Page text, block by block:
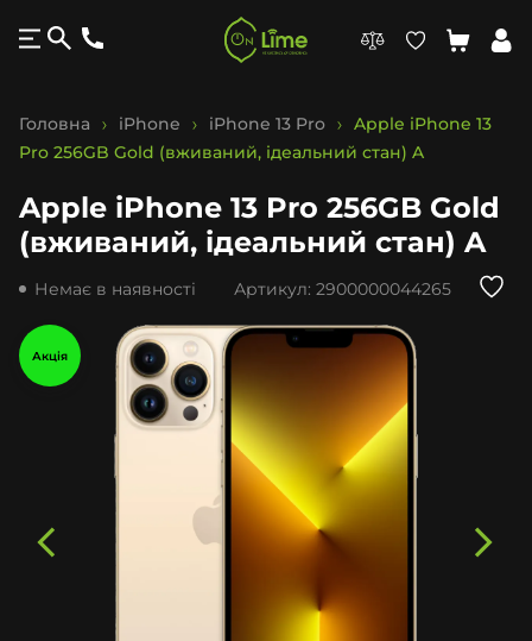
Головна iPhone iPhone 13 Pro
Apple iPhone 13
Pro 256GB Gold (вживаний, ідеальний стан) A
Apple iPhone 13 Pro 256GB Gold
(вживаний, ідеальний стан) A
Немає в наявності Артикул: 2900000044265
Акція